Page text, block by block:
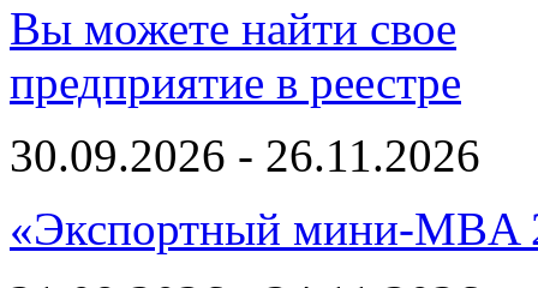
Вы можете найти свое
предприятие в реестре
30.09.2026 - 26.11.2026
«Экспортный мини-MBA